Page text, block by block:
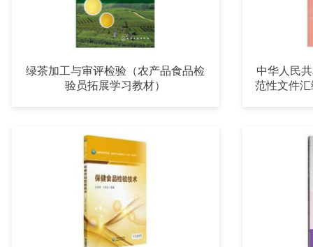
绿茶加工与审评检验（农产品食品检
验员拓展学习教材）
中华人民
范性文件